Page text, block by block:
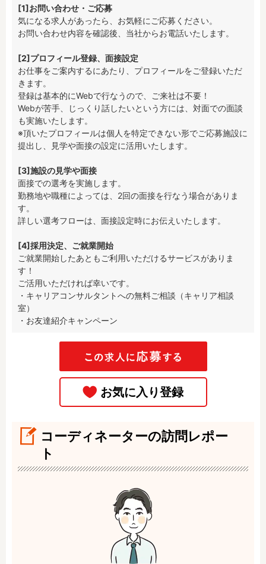
[1]お問い合わせ・ご応募
気になる求人があったら、お気軽にご応募ください。
お問い合わせ内容を確認後、当社からお電話いたします。
[2]プロフィール登録、面接設定
お仕事をご案内するにあたり、プロフィールをご登録いただ
きます。
登録は基本的にWebで行なうので、ご来社は不要！
Webが苦手、じっくり話したいという方には、対面での面談
も実施いたします。
※頂いたプロフィールは個人を特定できない形でご応募施設に
提出し、見学や面接の設定に活用いたします。
[3]施設の見学や面接
面接での選考を実施します。
勤務地や職種によっては、2回の面接を行なう場合がありま
す。
詳しい選考フローは、面接設定時にお伝えいたします。
[4]採用決定、ご就業開始
ご就業開始したあともご利用いただけるサービスがありま
す！
ご活用いただければ幸いです。
・キャリアコンサルタントへの無料ご相談（キャリア相談
室）
・お友達紹介キャンペーン
コーディネーターの訪問レポー
ト